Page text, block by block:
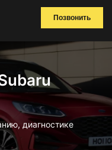
Позвонить
диагностике